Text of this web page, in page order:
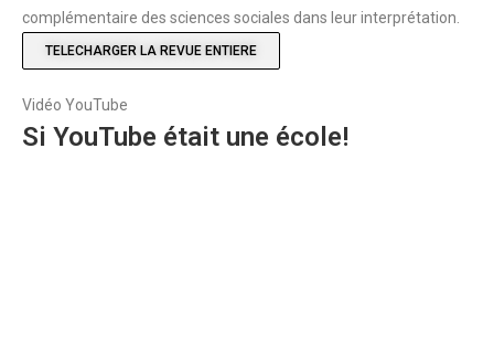
complémentaire des sciences sociales dans leur interprétation.
TELECHARGER LA REVUE ENTIERE
Vidéo YouTube
Si YouTube était une école!